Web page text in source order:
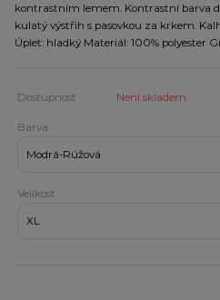
kontrastním lemem. Kontrastní barva
kulatý výstřih s pasovkou za krkem.
Úplet: hladký Materiál: 100% polyester
Dostupnost Není skladem
Barva
Velikost